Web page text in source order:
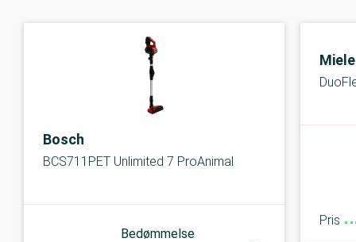
Bosch
BCS711PET Unlimited 7 ProAnimal
Bedømmelse
Miele
Pris